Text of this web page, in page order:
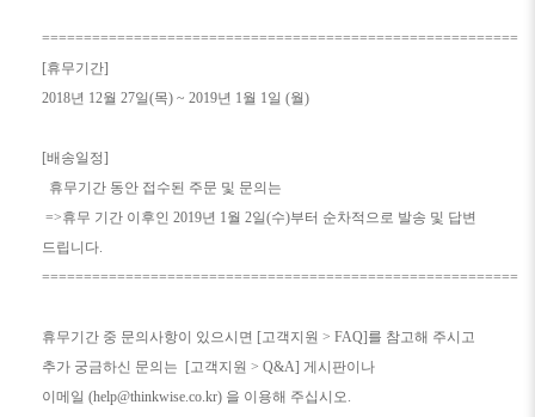
=========================================================
[휴무기간]
2018년 12월 27일(목) ~ 2019년 1월 1일 (월)
[배송일정]
휴무기간 동안 접수된 주문 및 문의는
=>휴무 기간 이후인 2019년 1월 2일(수)부터 순차적으로 발송 및 답변
드립니다.
=========================================================
휴무기간 중 문의사항이 있으시면 [고객지원 > FAQ]를 참고해 주시고
추가 궁금하신 문의는 [고객지원 > Q&A] 게시판이나
이메일 (help@thinkwise.co.kr) 을 이용해 주십시오.